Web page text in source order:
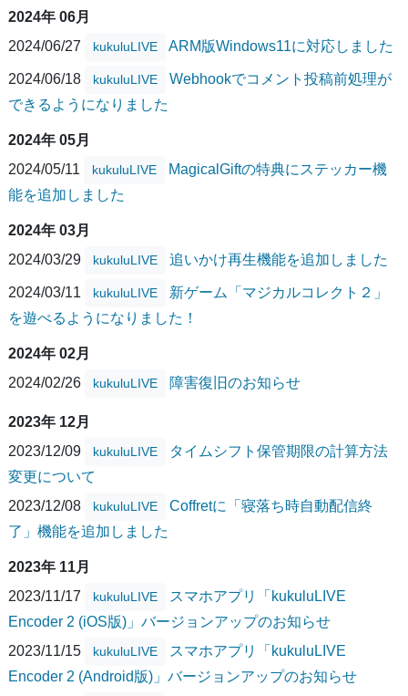
2024年 06月
2024/06/27
kukuluLIVE ARM版Windows11に対応しました
2024/06/18 kukuluLIVE
Webhookでコメント投稿前処理が
できるようになりました
2024年 05月
2024/05/11
kukuluLIVE
MagicalGiftの特典にステッカー機
能を追加しました
2024年 03月
2024/03/29
kukuluLIVE 追いかけ再生機能を追加しました
2024/03/11 kukuluLIVE
新ゲーム「マジカルコレクト２」
を遊べるようになりました！
2024年 02月
2024/02/26
kukuluLIVE 障害復旧のお知らせ
2023年 12月
2023/12/09
kukuluLIVE
タイムシフト保管期限の計算方法
変更について
2023/12/08
kukuluLIVE
Coffretに「寝落ち時自動配信終
了」機能を追加しました
2023年 11月
2023/11/17
kukuluLIVE
スマホアプリ「kukuluLIVE
Encoder 2 (iOS版)」バージョンアップのお知らせ
2023/11/15
kukuluLIVE
スマホアプリ「kukuluLIVE
Encoder 2 (Android版)」バージョンアップのお知らせ